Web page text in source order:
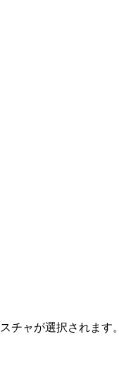
チャが選択されます。